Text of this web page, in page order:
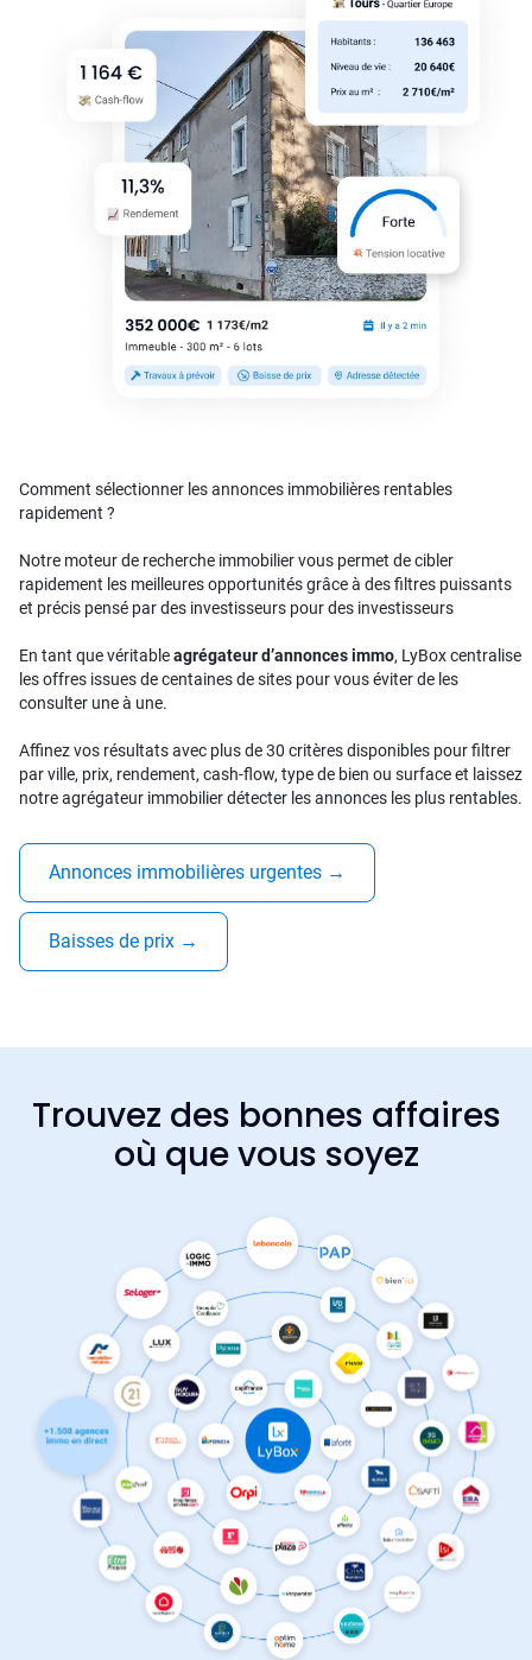
Comment sélectionner les annonces immobilières rentables
rapidement ?
Notre moteur de recherche immobilier vous permet de cibler
rapidement les meilleures opportunités grâce à des filtres puissants
et précis pensé par des investisseurs pour des investisseurs
En tant que véritableagrégateur d’annonces immo, LyBox centralise
les offres issues de centaines de sites pour vous éviter de les
consulter une à une.
Affinez vos résultats avec plus de 30 critères disponibles pour filtrer
par ville, prix, rendement, cash-flow, type de bien ou surface et laissez
notre agrégateur immobilier détecter les annonces les plus rentables.
Annonces immobilières urgentes →
Baisses de prix →
Trouvez des bonnes affaires
où que vous soyez